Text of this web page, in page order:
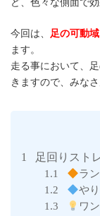
今回は、 足の可動
ます。
走る事において、
きますので、みな
1 足回りスト
1.1 ラ
1.2 や
1.3 ワ